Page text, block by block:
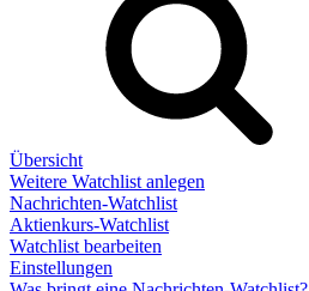
Übersicht
Weitere Watchlist anlegen
Nachrichten-Watchlist
Aktienkurs-Watchlist
Watchlist bearbeiten
Einstellungen